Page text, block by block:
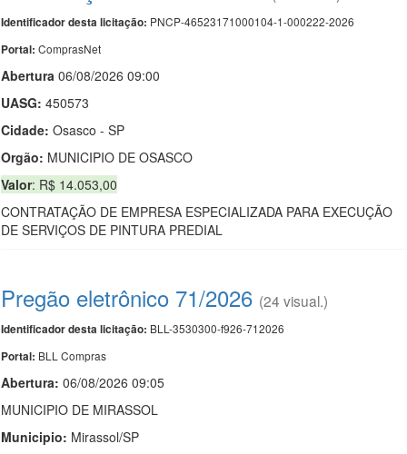
Identificador desta licitação: PNCP-46523171000104-1-000222-2026
Portal: ComprasNet
Abertura 06/08/2026 09:00
UASG: 450573
Cidade: Osasco - SP
Orgão: MUNICIPIO DE OSASCO
Valor: R$ 14.053,00
CONTRATAÇÃO DE EMPRESA ESPECIALIZADA PARA EXECUÇÃO
DE SERVIÇOS DE PINTURA PREDIAL
Pregão eletrônico 71/2026 (24 visual.)
Identificador desta licitação: BLL-3530300-f926-712026
Portal: BLL Compras
Abertura: 06/08/2026 09:05
MUNICIPIO DE MIRASSOL
Municipio: Mirassol/SP